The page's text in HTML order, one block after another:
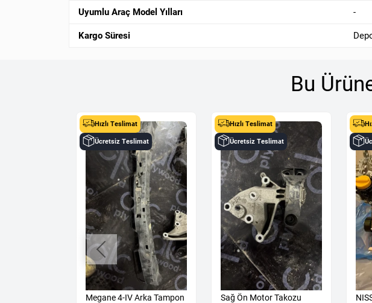
Uyumlu Araç Model Yılları -
Kargo Süresi
Bu
Hızlı Teslimat
Ücretsiz Teslimat
Megane 4-IV Arka Tampon
Hızlı Teslimat
Ücretsiz Teslimat
Sağ Ön Motor Takozu